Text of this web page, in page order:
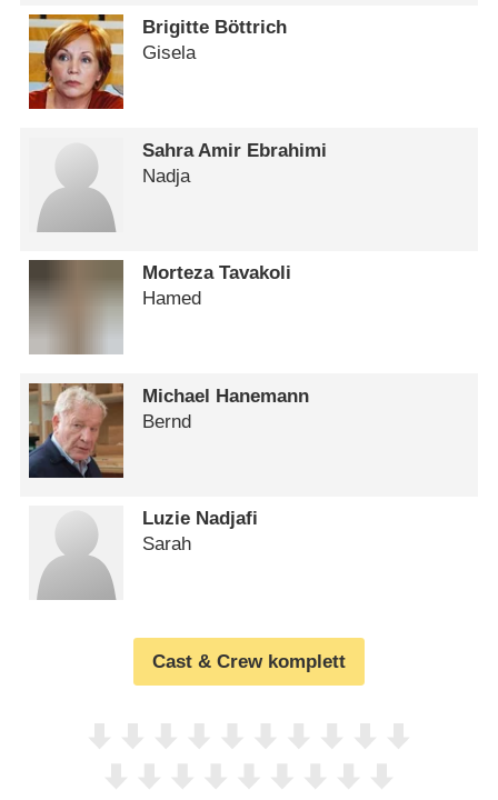
Brigitte Böttrich
Gisela
Sahra Amir Ebrahimi
Nadja
Morteza Tavakoli
Hamed
Michael Hanemann
Bernd
Luzie Nadjafi
Sarah
Cast & Crew komplett